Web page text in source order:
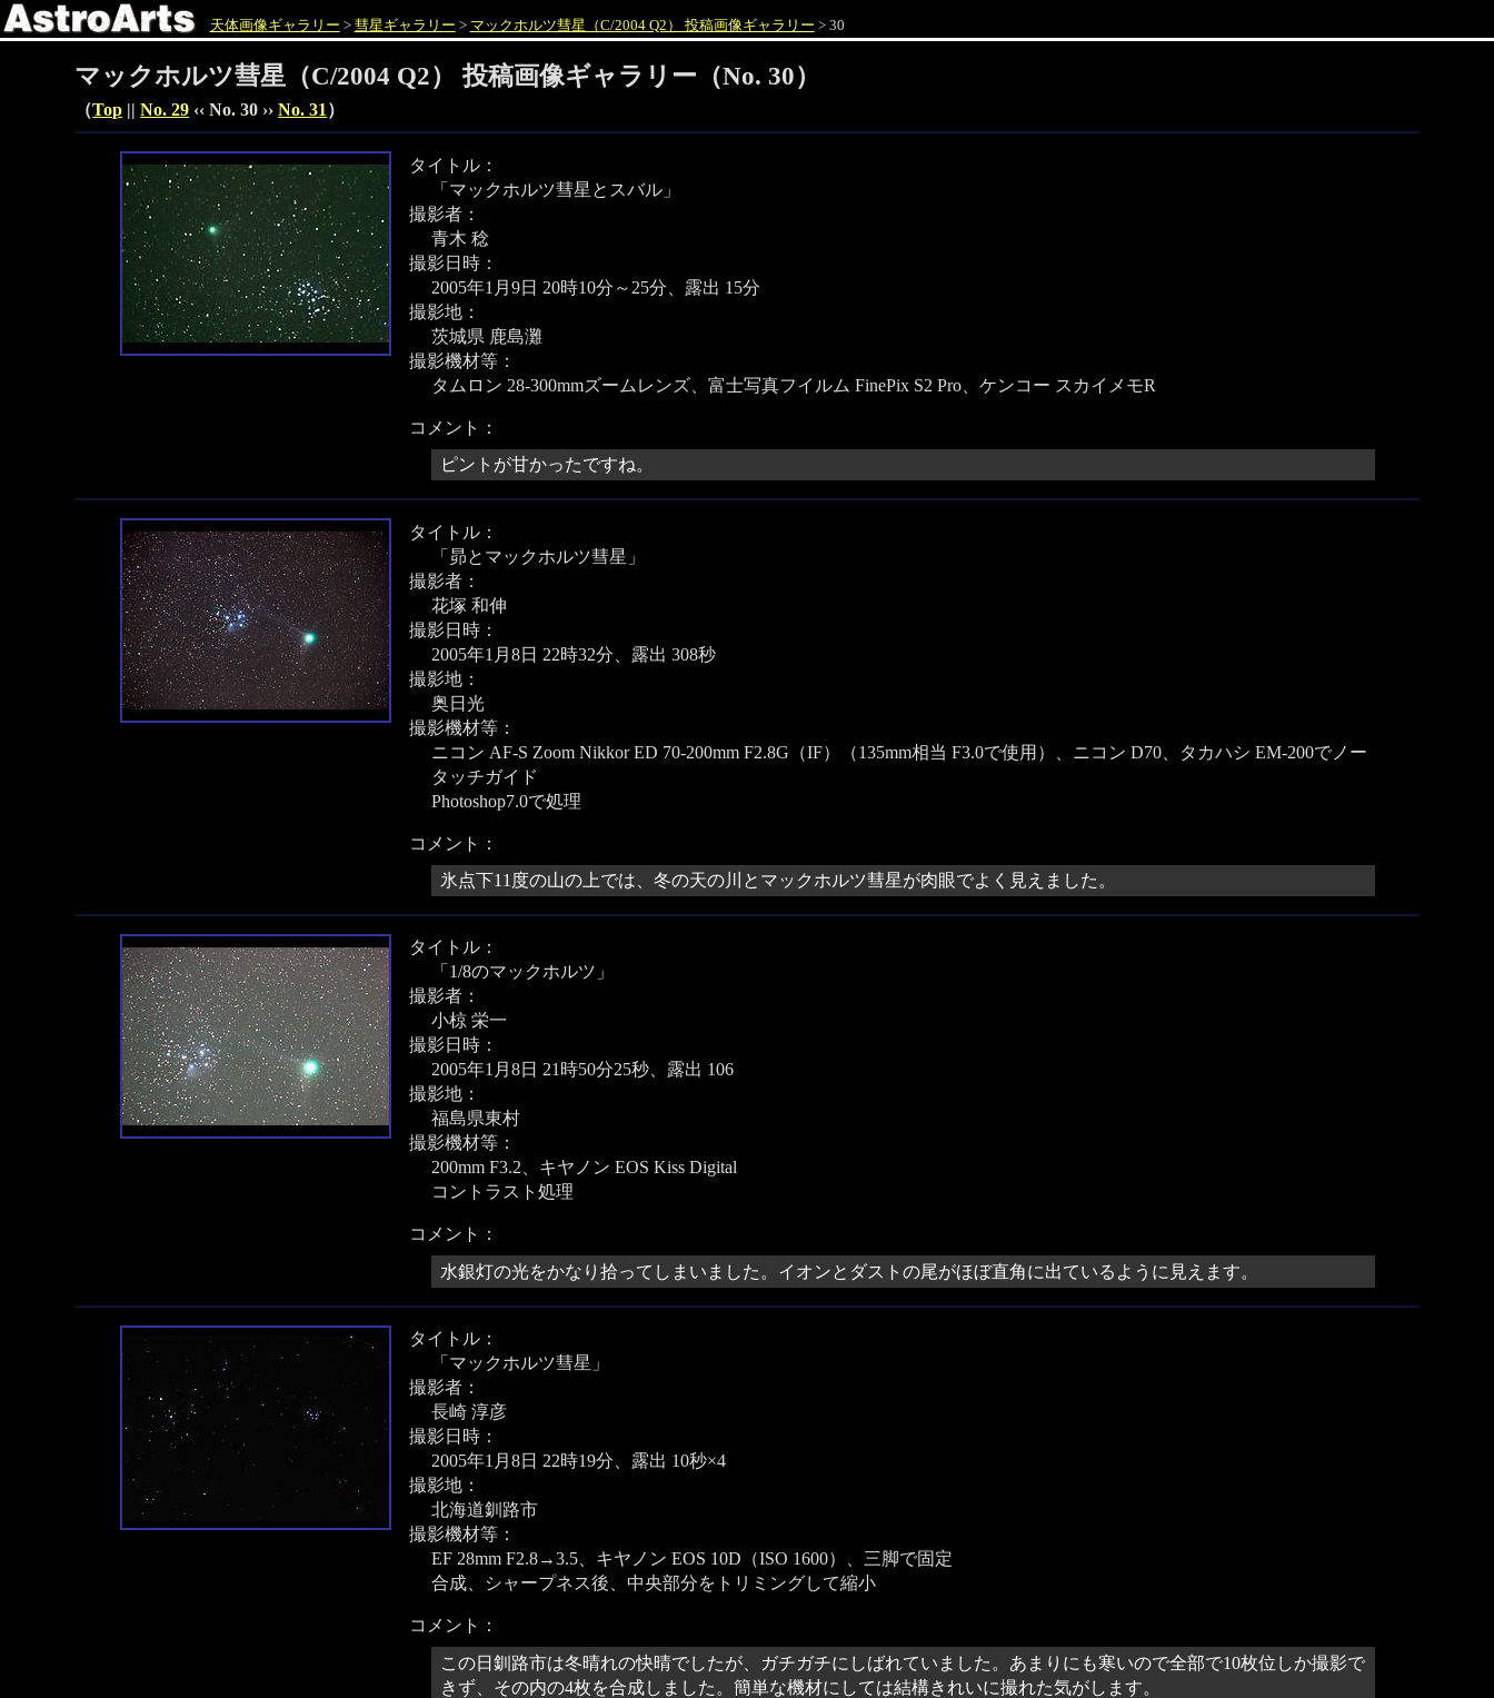
天体画像ギャラリー > 彗星ギャラリー > マックホルツ彗星（C/2004 Q2） 投稿画像ギャラリー > 30
マックホルツ彗星（C/2004 Q2） 投稿画像ギャラリー（No. 30）
（Top ||No. 29 ‹‹ No. 30 ››No. 31 ）
タイトル：
「マックホルツ彗星とスバル」
撮影者：
青木 稔
撮影日時：
2005年1月9日 20時10分～25分、露出 15分
撮影地：
茨城県 鹿島灘
撮影機材等：
タムロン 28-300mmズームレンズ、富士写真フイルム FinePix S2 Pro、ケンコー スカイメモR
コメント：
ピントが甘かったですね。
タイトル：
「昴とマックホルツ彗星」
撮影者：
花塚 和伸
撮影日時：
2005年1月8日 22時32分、露出 308秒
撮影地：
奥日光
撮影機材等：
ニコン AF-S Zoom Nikkor ED 70-200mm F2.8G（IF）（135mm相当 F3.0で使用）、ニコン D70、タカハシ EM-200でノー
タッチガイド
Photoshop7.0で処理
コメント：
氷点下11度の山の上では、冬の天の川とマックホルツ彗星が肉眼でよく見えました。
タイトル：
「1/8のマックホルツ」
撮影者：
小椋 栄一
撮影日時：
2005年1月8日 21時50分25秒、露出 106
撮影地：
福島県東村
撮影機材等：
200mm F3.2、キヤノン EOS Kiss Digital
コントラスト処理
コメント：
水銀灯の光をかなり拾ってしまいました。イオンとダストの尾がほぼ直角に出ているように見えます。
タイトル：
「マックホルツ彗星」
撮影者：
長崎 淳彦
撮影日時：
2005年1月8日 22時19分、露出 10秒×4
撮影地：
北海道釧路市
撮影機材等：
EF 28mm F2.8→3.5、キヤノン EOS 10D（ISO 1600）、三脚で固定
合成、シャープネス後、中央部分をトリミングして縮小
コメント：
この日釧路市は冬晴れの快晴でしたが、ガチガチにしばれていました。あまりにも寒いので全部で10枚位しか撮影で
きず、その内の4枚を合成しました。簡単な機材にしては結構きれいに撮れた気がします。